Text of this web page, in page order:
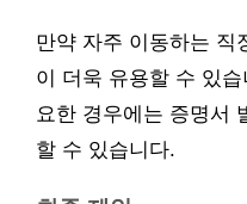
만약 자주 이동하는 직
이 더욱 유용할 수 있
요한 경우에는 증명서
할 수 있습니다.